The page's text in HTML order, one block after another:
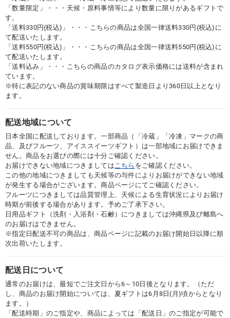
「数量限定」・・・天候・原料事情等により数量に限りがあるギフトで
す。
「送料330円(税込)」・・・こちらの商品は全国一律送料330円(税込)に
て配送いたします。
「送料550円(税込)」・・・こちらの商品は全国一律送料550円(税込)に
て配送いたします。
「送料込み」・・・こちらの商品のカタログ表示価格には送料が含まれ
ています。
※特に表記のない商品の賞味期限はすべて製造日より360日以上となり
ます。
配送地域について
日本全国に配送しております。一部商品（「冷蔵」「冷凍」マークの商
品、及びフルーツ、アイススイーツギフト）は一部地域にお届けできま
せん。商品をお選びの際には十分ご確認ください。
お届けできない地域につきましては こちら をご確認ください。
この他の地域につきましても天候等の与件によりお届けができない地域
が発生する場合がございます。商品ページにてご確認ください。
フルーツにつきましては品質管理上、天候による生育状況によりお届け
時期が前後する場合があります。予めご了承下さい。
日用品ギフト（洗剤・入浴剤・石鹸）につきましては沖縄県及び離島へ
のお届けはできません。
※指定日配送不可の商品は、商品ページに記載のお届け開始日以降に順
次出荷いたします。
配送日について
通常のお届けは、最短でご注文日から6～10日後となります。（ただ
し、商品のお届け開始については、夏ギフトは6月8日(月)頃からとなり
ます。）
「配送時期」のご指定や、商品によっては「配送日」のご指定が可能で